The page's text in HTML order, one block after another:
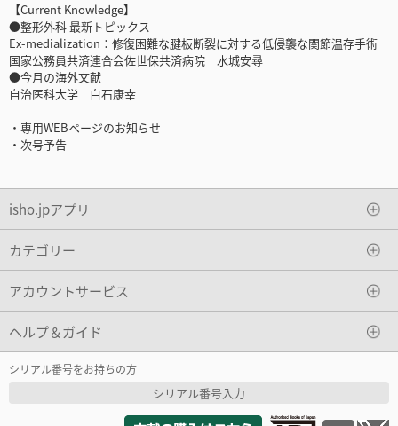
【Current Knowledge】
●整形外科 最新トピックス
Ex-medialization：修復困難な腱板断裂に対する低侵襲な関節温存手術
国家公務員共済連合会佐世保共済病院 水城安尋
●今月の海外文献
自治医科大学 白石康幸
・専用WEBページのお知らせ
・次号予告
isho.jpアプリ
カテゴリー
アカウントサービス
ヘルプ＆ガイド
シリアル番号をお持ちの方
シリアル番号入力